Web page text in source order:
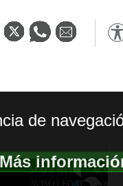
MAPA WEB|
AVISO LEGAL|
de